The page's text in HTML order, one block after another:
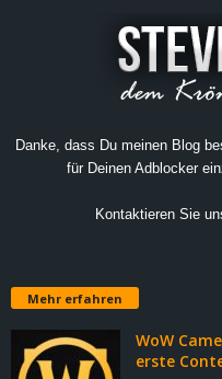
Danke, dass Du meinen Blog
für Deinen Adblocker
Kontaktieren Sie
Mehr erfahren
WoW
erste